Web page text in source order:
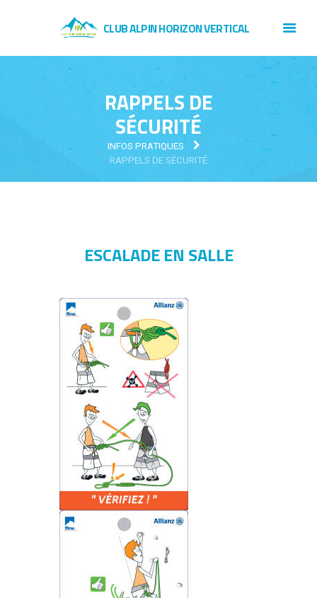
CLUB ALPIN HORIZON VERTICAL
RAPPELS DE
SÉCURITÉ
INFOS PRATIQUES
RAPPELS DE SÉCURITÉ
ESCALADE EN SALLE